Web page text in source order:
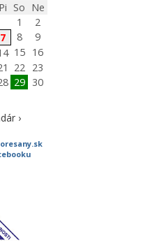
Pi So Ne
1
2
7 8
9
15
16
22
23
29
30
›